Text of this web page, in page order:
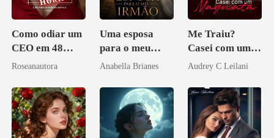
Como odiar um
CEO em 48
horas
Roseanautora
Uma esposa
para o meu
irmão
Anabella Brianes
Me Traiu?
Casei com um
Magnata
Audrey C Leilani